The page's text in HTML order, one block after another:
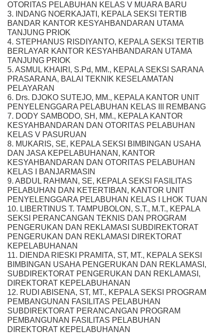
OTORITAS PELABUHAN KELAS V MUARA BARU
3. INDANG NOERKAJATI, KEPALA SEKSI TERTIB
BANDAR KANTOR KESYAHBANDARAN UTAMA
TANJUNG PRIOK
4. STEPHANUS RISDIYANTO, KEPALA SEKSI TERTIB
BERLAYAR KANTOR KESYAHBANDARAN UTAMA
TANJUNG PRIOK
5. ASMUL KHAIRI, S.Pd, MM., KEPALA SEKSI SARANA
PRASARANA, BALAI TEKNIK KESELAMATAN
PELAYARAN
6. Drs. DJOKO SUTEJO, MM., KEPALA KANTOR UNIT
PENYELENGGARA PELABUHAN KELAS III REMBANG
7. DODY SAMBODO, SH, MM., KEPALA KANTOR
KESYAHBANDARAN DAN OTORITAS PELABUHAN
KELAS V PASURUAN
8. MUKARIS, SE, KEPALA SEKSI BIMBINGAN USAHA
DAN JASA KEPELABUHANAN, KANTOR
KESYAHBANDARAN DAN OTORITAS PELABUHAN
KELAS I BANJARMASIN
9. ABDUL RAHMAN, SE, KEPALA SEKSI FASILITAS
PELABUHAN DAN KETERTIBAN, KANTOR UNIT
PENYELENGGARA PELABUHAN KELAS I LHOK TUAN
10. LIBERTINUS T. TAMPUBOLON, S.T., M.T., KEPALA
SEKSI PERANCANGAN TEKNIS DAN PROGRAM
PENGERUKAN DAN REKLAMASI SUBDIREKTORAT
PENGERUKAN DAN REKLAMASI DIREKTORAT
KEPELABUHANAN
11. DIENDA RIESKI PRAMITA, ST, MT., KEPALA SEKSI
BIMBINGAN USAHA PENGERUKAN DAN REKLAMASI,
SUBDIREKTORAT PENGERUKAN DAN REKLAMASI,
DIREKTORAT KEPELABUHANAN
12. RUDI ABISENA, ST, MT., KEPALA SEKSI PROGRAM
PEMBANGUNAN FASILITAS PELABUHAN
SUBDIREKTORAT PERANCANGAN PROGRAM
PEMBANGUNAN FASILITAS PELABUHAN
DIREKTORAT KEPELABUHANAN